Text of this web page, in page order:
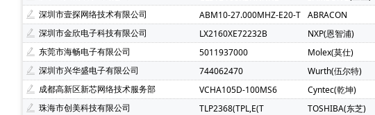
深圳市壹探网络技术有限公司
ABM10-27.000MHZ-E20-T ABRACON
深圳市金欣电子科技有限公司
LX2160XE72232B NXP(恩智浦)
东莞市海畅电子有限公司
5011937000 Molex(莫仕)
深圳市兴华盛电子有限公司
744062470 Wurth(伍尔特)
成都高新区新芯网络技术服务部
VCHA105D-100MS6 Cyntec(乾坤)
珠海市创美科技有限公司
TLP2368(TPL,E(T TOSHIBA(东芝)